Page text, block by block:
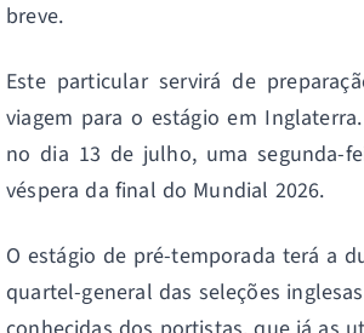
breve.
Este particular servirá de
viagem para o estágio em
no dia 13 de julho, uma segunda-
véspera da final do Mundial 2026.
O estágio de pré-temporada terá a
quartel-general das seleções